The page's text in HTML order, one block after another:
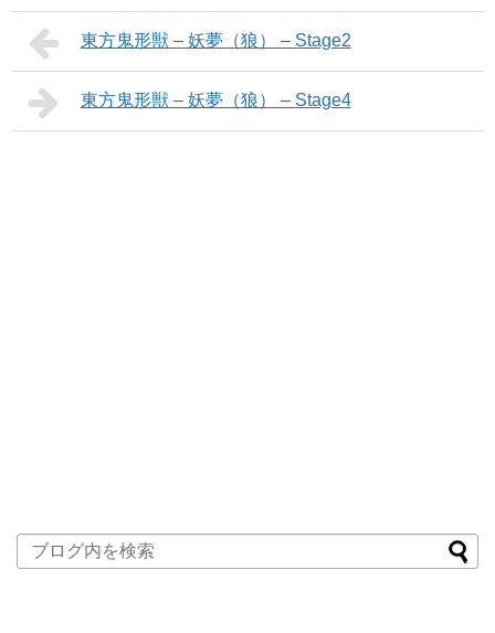
東方鬼形獣 – 妖夢（狼） – Stage2
東方鬼形獣 – 妖夢（狼） – Stage4